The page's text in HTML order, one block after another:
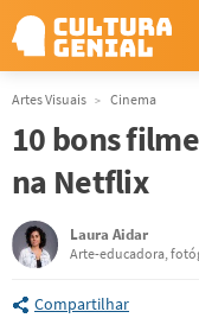
Artes Visuais Cinema
10 bons
na Netflix
Laura Aidar
Arte-educadora,
Compartilhar